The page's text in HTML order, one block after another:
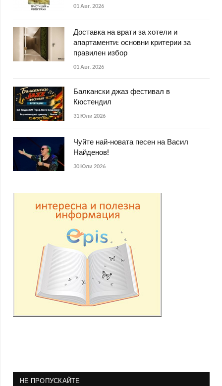
01 Авг. 2026
Доставка на врати за хотели и
апартаменти: основни критерии за
правилен избор
01 Авг. 2026
Балкански джаз фестивал в
Кюстендил
31 Юли 2026
Чуйте най-новата песен на Васил
Найденов!
30 Юли 2026
НЕ ПРОПУСКАЙТЕ